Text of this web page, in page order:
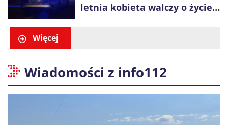
letnia kobieta walczy o życie,
Więcej
Wiadomości z info112